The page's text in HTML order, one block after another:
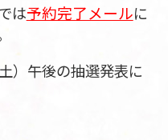
は予約完了メールに
）午後の抽選発表に